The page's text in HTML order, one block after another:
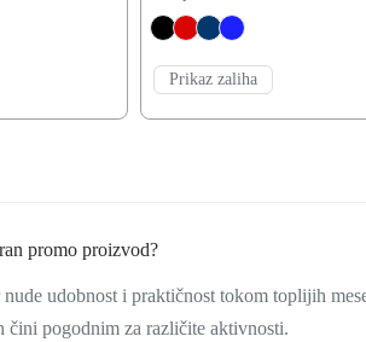
Prikaz zaliha
promo proizvod?
udobnost i praktičnost tokom toplijih
čini pogodnim za različite aktivnosti.